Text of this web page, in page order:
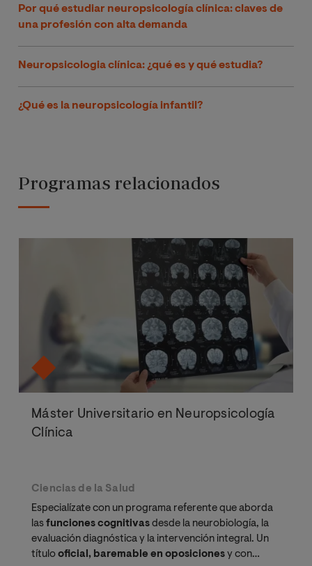
Por qué estudiar neuropsicología clínica: claves de
una profesión con alta demanda
Neuropsicologia clínica: ¿qué es y qué estudia?
¿Qué es la neuropsicología infantil?
Programas relacionados
Máster Universitario en Neuropsicología
Clínica
Ciencias de la Salud
Especialízate con un programa referente que aborda
lasfunciones cognitivas desde la neurobiología, la
evaluación diagnóstica y la intervención integral. Un
títulooficial, baremable en oposiciones y con